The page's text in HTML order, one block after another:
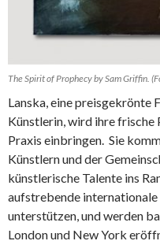
The Spirit of Prophecy by Sam Griffin.
Lanska, eine preisgekrönte
Künstlerin, wird ihre
Praxis einbringen. Sie
Künstlern und der
künstlerische Talente ins
aufstrebende
unterstützen, und werden
London und New York